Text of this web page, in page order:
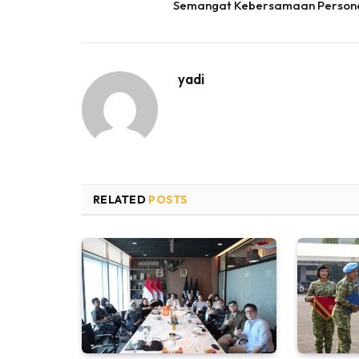
Semangat Kebersamaan
yadi
RELATED POSTS